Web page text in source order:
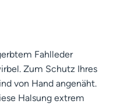
Fahlleder
Zum Schutz Ihres
von Hand angenäht.
Halsung extrem